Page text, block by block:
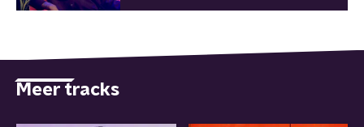
Meer tracks